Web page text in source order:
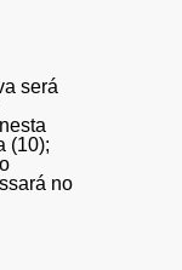
será
(10);
no